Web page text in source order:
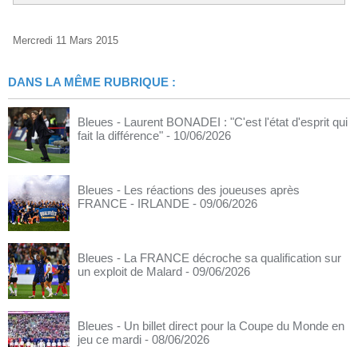
Mercredi 11 Mars 2015
DANS LA MÊME RUBRIQUE :
Bleues - Laurent BONADEI : "C'est l'état d'esprit qui
fait la différence" - 10/06/2026
Bleues - Les réactions des joueuses après
FRANCE - IRLANDE - 09/06/2026
Bleues - La FRANCE décroche sa qualification sur
un exploit de Malard - 09/06/2026
Bleues - Un billet direct pour la Coupe du Monde en
jeu ce mardi - 08/06/2026